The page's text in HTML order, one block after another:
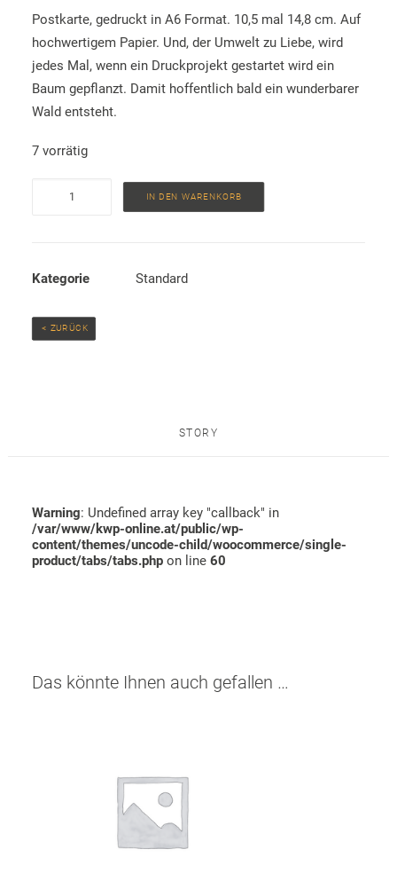
Postkarte, gedruckt in A6 Format. 10,5 mal 14,8 cm. Auf
hochwertigem Papier. Und, der Umwelt zu Liebe, wird
jedes Mal, wenn ein Druckprojekt gestartet wird ein
Baum gepflanzt. Damit hoffentlich bald ein wunderbarer
Wald entsteht.
7 vorrätig
Postkarte
es
10293
IN DEN WARENKORB
Kategorie Standard
< ZURÜCK
STORY
Warning: Undefined array key "callback" in
/var/www/kwp-online.at/public/wp-
content/themes/uncode-child/woocommerce/single-
product/tabs/tabs.php on line 60
Das könnte Ihnen auch gefallen …